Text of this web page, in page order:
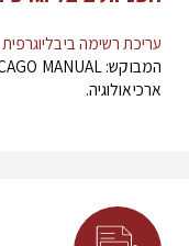
עריכת רשימה ביבליוגרפית
ארכיאולוגיה.